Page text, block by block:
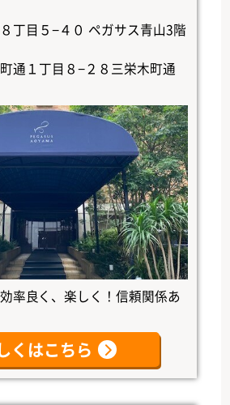
丁目５−４０ ペガサス青山3階
通１丁目８−２８三栄木町通
率良く、楽しく！信頼関係あ
くはこちら